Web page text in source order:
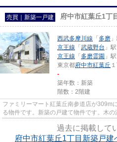
売買｜新築一戸建 府中市紅葉丘1丁
西武多摩川線 「 多磨
京王線 「 武蔵野台 」
京王線 「 多磨霊園 」
東京都府中市紅葉丘
-
築年数：新築
階数：2階建
ファミリーマート紅葉丘南参道店が309m
る物件です。新築の戸建て物件です。木
過去に掲載して
府中市紅葉丘1丁目新築戸